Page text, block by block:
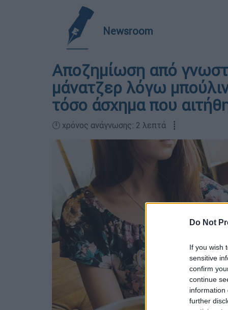
Do Not
If you wish
sensitive
confirm
continue
information
further
Newsroom
Αποζημίωση από
μάνατζερ λόγω
τόσο άσχημα που
🕛 χρόνος ανάγνωσης: 2 λεπτά ┋